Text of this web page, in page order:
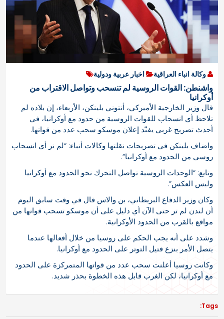
وكالة انباء العراقية اخبار عربية ودولية
واشنطن: القوات الروسية لم تنسحب وتواصل الاقتراب من
أوكرانيا
قال وزير الخارجية الأميركي، أنتوني بلينكن، الأربعاء، إن بلاده لم
تلاحظ أي انسحاب للقوات الروسية من حدود مع أوكرانيا، في
أحدث تصريح غربي يفنّد إعلان موسكو سحب عدد من قواتها.
واضاف بلينكن في تصريحات نقلتها وكالات أنباء: “لم نر أي انسحاب
روسي من الحدود مع أوكرانيا”.
وتابع: “الوحدات الروسية تواصل التحرك نحو الحدود مع أوكرانيا
وليس العكس”.
وكان وزير الدفاع البريطاني، بن والاس قال في وقت سابق اليوم
أن لندن لم تر حتى الآن أي دليل على أن موسكو تسحب قواتها من
مواقع بالقرب من الحدود الأوكرانية.
وشدد على أنه يجب الحكم على روسيا من خلال أفعالها عندما
يتصل الأمر بنزع فتيل التوتر على الحدود مع أوكرانيا.
وكانت روسيا أعلنت سحب عدد من قواتها المتمركزة على الحدود
مع أوكرانيا، لكن الغرب قابل هذه الخطوة بحذر شديد.
Tags: